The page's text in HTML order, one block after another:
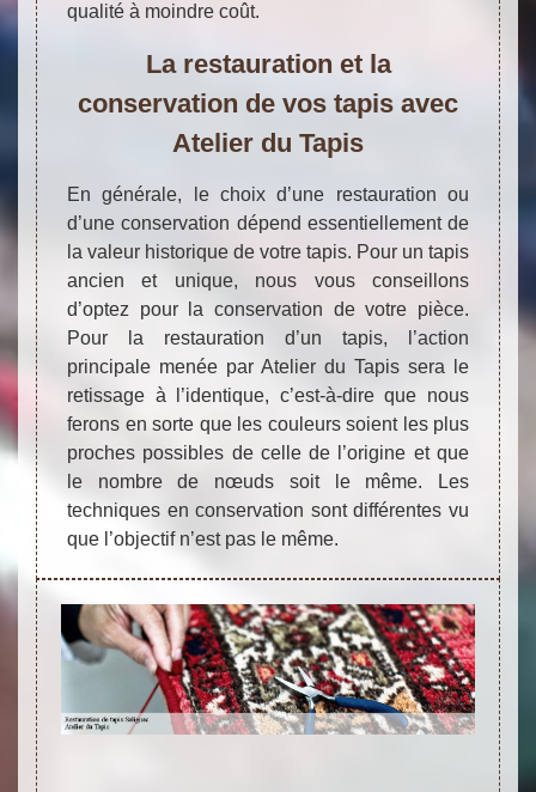
qualité à moindre coût.
La restauration et la
conservation de vos tapis avec
Atelier du Tapis
En générale, le choix d’une restauration ou
d’une conservation dépend essentiellement de
la valeur historique de votre tapis. Pour un tapis
ancien et unique, nous vous conseillons
d’optez pour la conservation de votre pièce.
Pour la restauration d’un tapis, l’action
principale menée par Atelier du Tapis sera le
retissage à l’identique, c’est-à-dire que nous
ferons en sorte que les couleurs soient les plus
proches possibles de celle de l’origine et que
le nombre de nœuds soit le même. Les
techniques en conservation sont différentes vu
que l’objectif n’est pas le même.